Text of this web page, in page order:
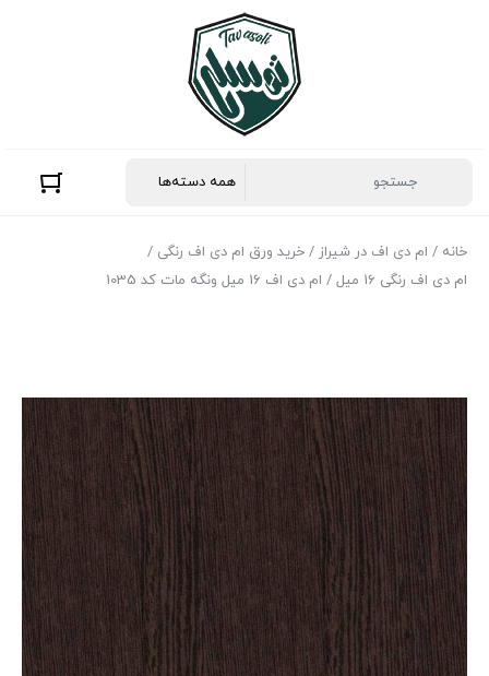
خانه / ام دی اف در شیراز / خرید ورق ام دی اف رنگی /
ام دی اف رنگی 16 میل
/ ام دی اف 16 میل ونگه مات کد 1035